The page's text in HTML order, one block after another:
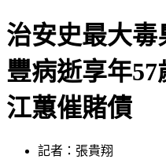
治安史最大
豐病逝享年
江蕙催賭債
發佈時間：2026.01.09